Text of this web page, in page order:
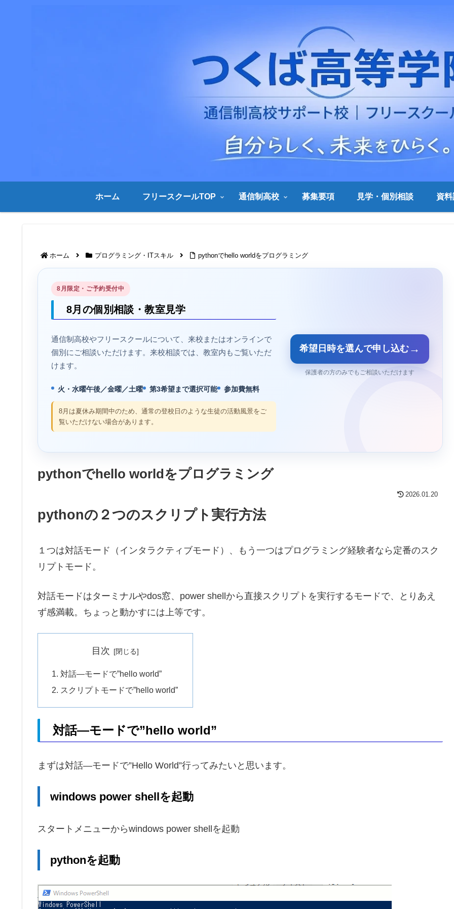
ホーム フリースクールTOP 通信制高校 募集要項 見学・個別相談 資
ホーム プログラミング・ITスキル pythonでhello worldをプログラミング
8月限定・ご予約受付中
8月の個別相談・教室見学
通信制高校やフリースクールについて、来校またはオンラインで
個別にご相談いただけます。来校相談では、教室内もご覧いただ
けます。
火・水曜午後／金曜／土曜 第3希望まで選択可能 参加費無料
8月は夏休み期間中のため、通常の登校日のような生徒の活動風景をご
覧いただけない場合があります。
希望日時を選んで申し込む →
保護者の方のみでもご相談いただけます
pythonでhello worldをプログラミング
2026.01.20
pythonの２つのスクリプト実行方法
１つは対話モード（インタラクティブモード）、もう一つはプログラミング経験者なら定番のスク
リプトモード。
対話モードはターミナルやdos窓、power shellから直接スクリプトを実行するモードで、とりあえ
ず感満載。ちょっと動かすには上等です。
目次
対話―モードで”hello world”
スクリプトモードで”hello world”
対話―モードで”hello world”
まずは対話―モードで”Hello World”行ってみたいと思います。
windows power shellを起動
スタートメニューからwindows power shellを起動
pythonを起動